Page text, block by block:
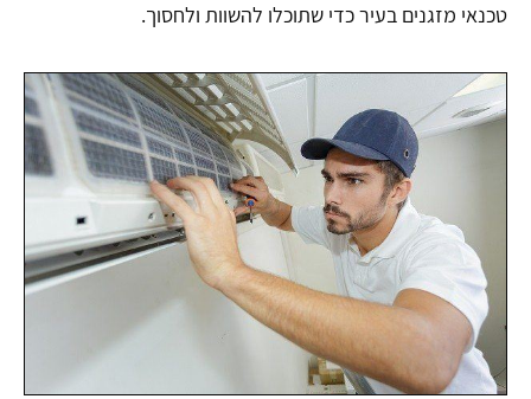
טכנאי מזגנים בעיר כדי שתוכלו להשוות ולחסוך.